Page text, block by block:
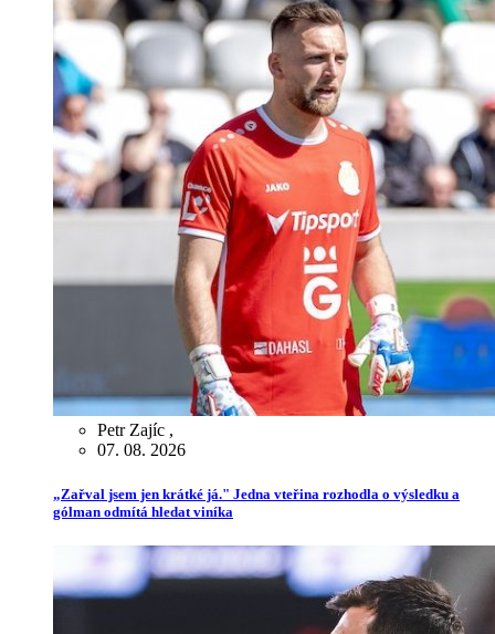
Petr Zajíc ,
07. 08. 2026
„Zařval jsem jen krátké já." Jedna vteřina rozhodla o výsledku a
gólman odmítá hledat viníka